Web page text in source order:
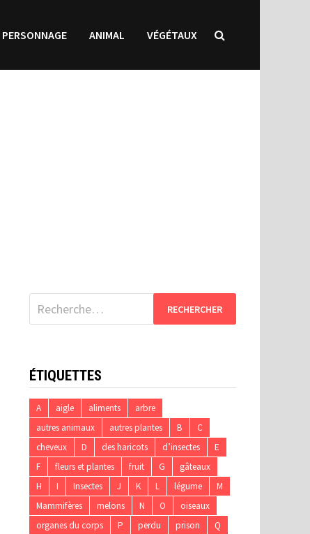
PERSONNAGE ANIMAL VÉGÉTAUX
Rechercher :
ÉTIQUETTES
A aigle aliments
arbre
autres animaux
autres plantes B
C
cheveux
D des haricots d’insectes
E
F
fleurs et plantes fruit G
gâteaux
H
I Insectes J K L légume
M
Mammifères
melons N O
oiseaux
organes du corps
P perdu prison
Q